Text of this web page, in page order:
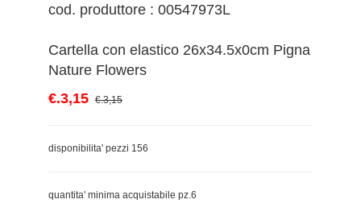
cod. produttore : 00547973L
Cartella con elastico 26x34.5x0cm Pigna
Nature Flowers
€.3,15 €.3,15
disponibilita' pezzi 156
quantita' minima acquistabile pz.6